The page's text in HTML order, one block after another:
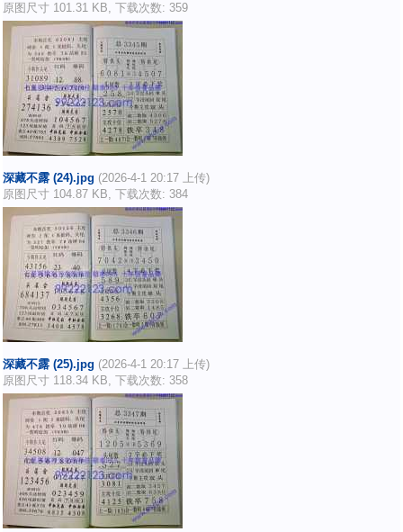
原图尺寸 101.31 KB, 下载次数: 359
深藏不露 (24).jpg (2026-4-1 20:17 上传)
原图尺寸 104.87 KB, 下载次数: 384
深藏不露 (25).jpg (2026-4-1 20:17 上传)
原图尺寸 118.34 KB, 下载次数: 358